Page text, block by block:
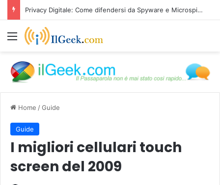
Privacy Digitale: Come difendersi da Spyware e Microspie di Nuova Generazione
Menu
Home /Guide
Guide
I migliori cellulari touch
screen del 2009